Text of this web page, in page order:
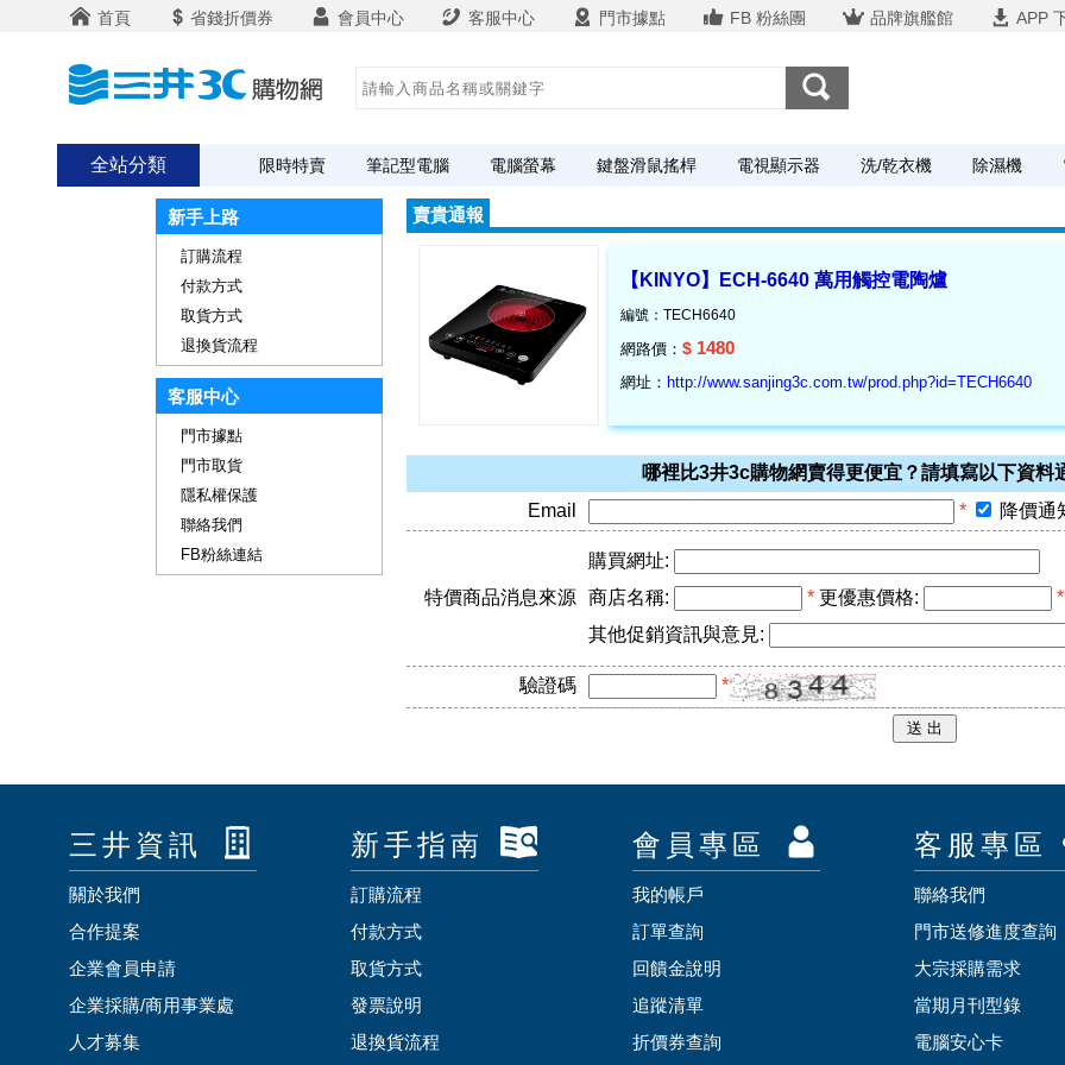
首頁 省錢折價券 會員中心 客服中心 門市據點 FB 粉絲團 品牌旗艦館 APP
全站分類 限時特賣 筆記型電腦 電腦螢幕 鍵盤滑鼠搖桿 電視顯示器 洗/乾衣機 除濕機
賣貴通報
【KINYO】ECH-6640 萬用觸控電陶爐
編號：TECH6640
網路價： $ 1480
網址： http://www.sanjing3c.com.tw/prod.php?id=TECH6640
哪裡比3井3c購物網賣得更便宜？請填寫以下資料
Email
* 降價通
特價商品消息來源
購買網址:
商店名稱:
* 更優惠價格:
*
其他促銷資訊與意見:
驗證碼 *
新手上路
訂購流程
付款方式
取貨方式
退換貨流程
客服中心
門市據點
門市取貨
隱私權保護
聯絡我們
FB粉絲連結
三井資訊
關於我們
合作提案
企業會員申請
企業採購/商用事業處
人才募集
新手指南
訂購流程
付款方式
取貨方式
發票說明
退換貨流程
會員專區
我的帳戶
訂單查詢
回饋金說明
追蹤清單
折價券查詢
客服專區
聯絡我們
門市送修進度查詢
大宗採購需求
當期月刊型錄
電腦安心卡